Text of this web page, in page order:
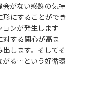
がない感謝の気持
にすることができ
ンが発生します
対する関心が高ま
します。そしてそ
がる…という好循環